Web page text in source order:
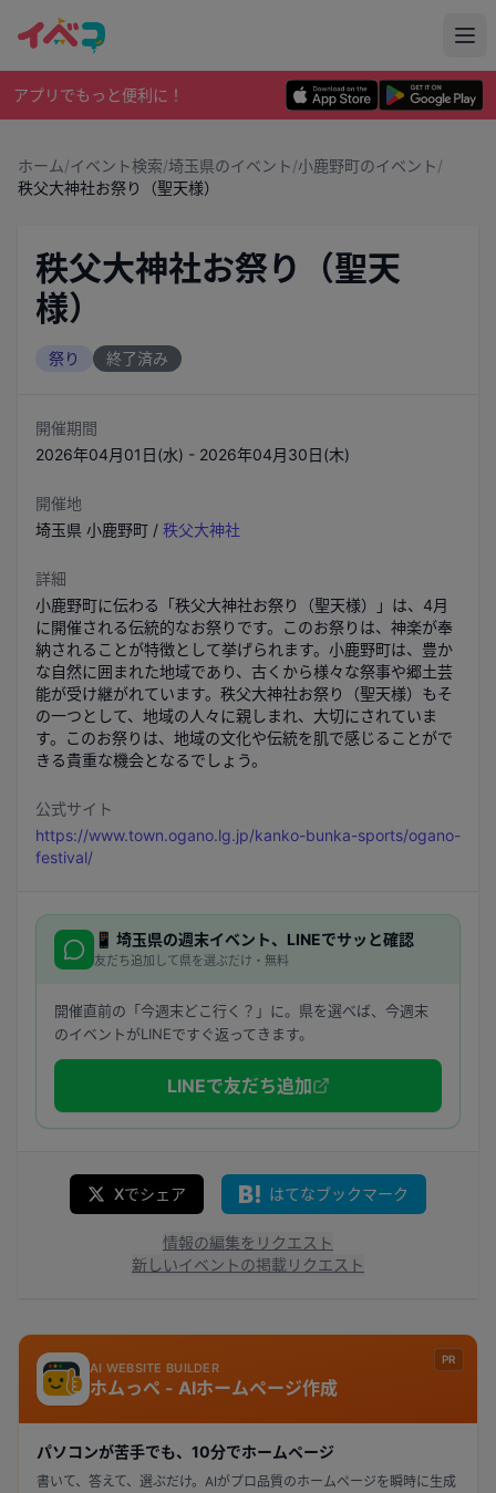
アプリでもっと便利に！
ホーム/イベント検索/埼玉県のイベント/小鹿野町のイベント/
秩父大神社お祭り（聖天様）
秩父大神社お祭り（聖天
様）
祭り 終了済み
開催期間
2026年04月01日(水) - 2026年04月30日(木)
開催地
埼玉県 小鹿野町 / 秩父大神社
詳細
小鹿野町に伝わる「秩父大神社お祭り（聖天様）」は、4月
に開催される伝統的なお祭りです。このお祭りは、神楽が奉
納されることが特徴として挙げられます。小鹿野町は、豊か
な自然に囲まれた地域であり、古くから様々な祭事や郷土芸
能が受け継がれています。秩父大神社お祭り（聖天様）もそ
の一つとして、地域の人々に親しまれ、大切にされていま
す。このお祭りは、地域の文化や伝統を肌で感じることがで
きる貴重な機会となるでしょう。
公式サイト
https://www.town.ogano.lg.jp/kanko-bunka-sports/ogano-
festival/
📱 埼玉県の週末イベント、LINEでサッと確認
友だち追加して県を選ぶだけ・無料
開催直前の「今週末どこ行く？」に。県を選べば、今週末
のイベントがLINEですぐ返ってきます。
LINEで友だち追加
Xでシェア はてなブックマーク
情報の編集をリクエスト
新しいイベントの掲載リクエスト
PR
AI WEBSITE BUILDER
ホムっぺ - AIホームページ作成
パソコンが苦手でも、10分でホームページ
書いて、答えて、選ぶだけ。AIがプロ品質のホームページを瞬時に生成